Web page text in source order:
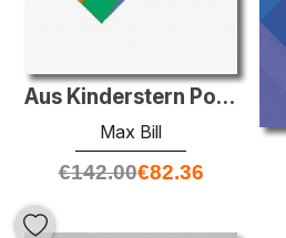
Aus Kinderstern Portfolio
Max Bill
€142.00€82.36